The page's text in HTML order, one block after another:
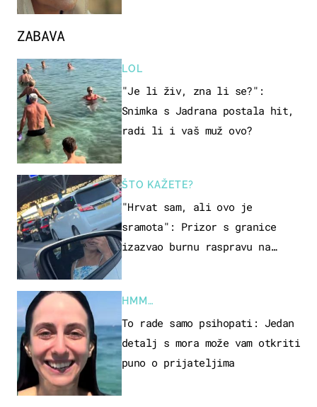
ZABAVA
LOL
"Je li živ, zna li se?":
Snimka s Jadrana postala hit,
radi li i vaš muž ovo?
ŠTO KAŽETE?
"Hrvat sam, ali ovo je
sramota": Prizor s granice
izazvao burnu raspravu na
HMM…
To rade samo psihopati: Jedan
detalj s mora može vam otkriti
puno o prijateljima